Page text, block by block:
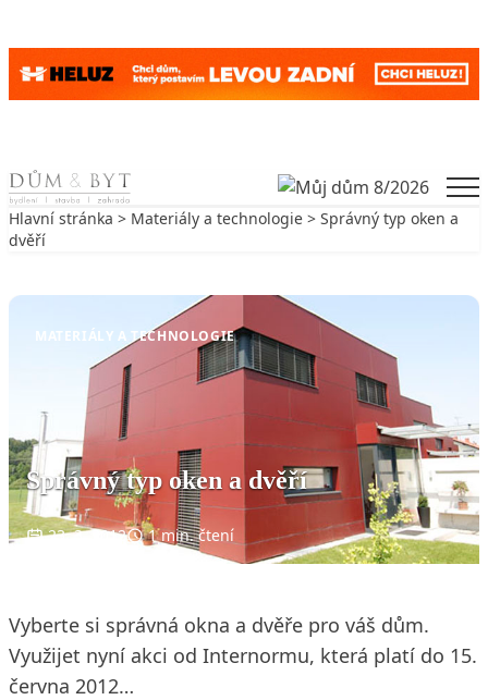
Skip to content
Hlavní stránka > Materiály a technologie > Správný typ oken a
dvěří
MATERIÁLY A TECHNOLOGIE
Správný typ oken a dvěří
23. 3. 2012 1 min. čtení
Vyberte si správná okna a dvěře pro váš dům.
Využijet nyní akci od Internormu, která platí do 15.
června 2012…